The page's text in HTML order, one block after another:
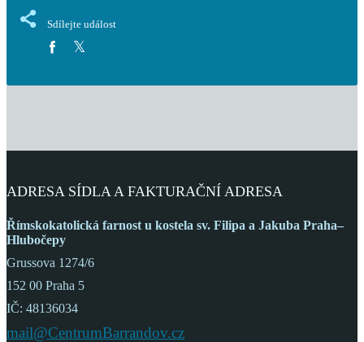
Sdílejte událost
ADRESA SÍDLA A FAKTURAČNÍ ADRESA
Římskokatolická farnost u kostela sv. Filipa a Jakuba Praha–
Hlubočepy
Grussova 1274/6
152 00 Praha 5
IČ: 48136034
mail@CentrumBarrandov.cz